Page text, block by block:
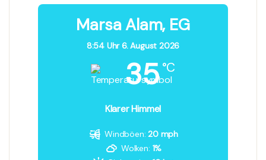
Marsa Alam, EG
8:54 Uhr6. August 2026
35°C
Klarer Himmel
Windböen: 20 mph
Wolken: 1%